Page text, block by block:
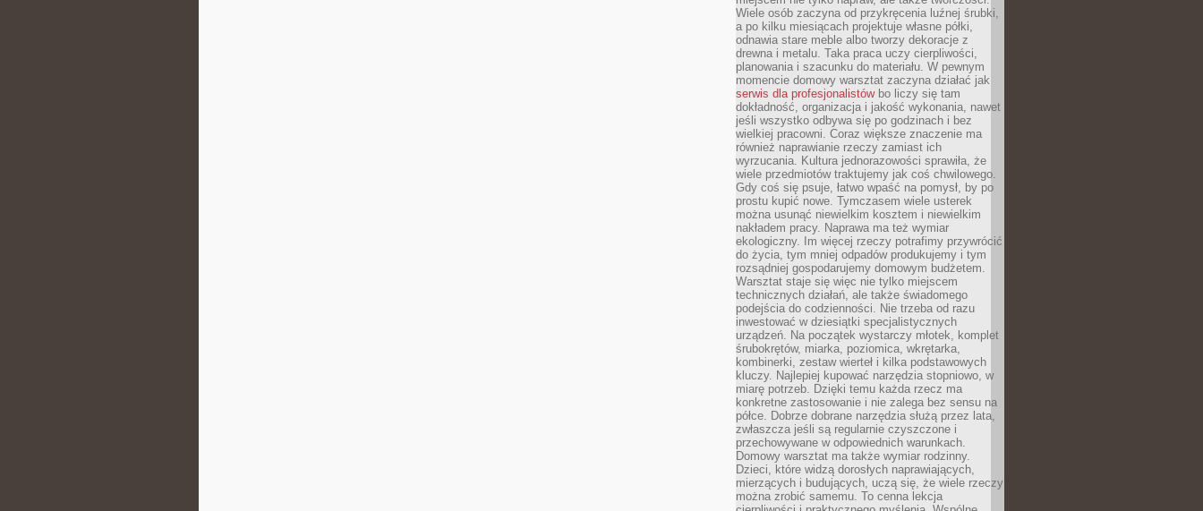
Wiele osób zaczyna od przykręcenia luźnej śrubki,
a po kilku miesiącach projektuje własne półki,
odnawia stare meble albo tworzy dekoracje z
drewna i metalu. Taka praca uczy cierpliwości,
planowania i szacunku do materiału. W pewnym
momencie domowy warsztat zaczyna działać jak
serwis dla profesjonalistówbo liczy się tam
dokładność, organizacja i jakość wykonania, nawet
jeśli wszystko odbywa się po godzinach i bez
wielkiej pracowni. Coraz większe znaczenie ma
również naprawianie rzeczy zamiast ich
wyrzucania. Kultura jednorazowości sprawiła, że
wiele przedmiotów traktujemy jak coś chwilowego.
Gdy coś się psuje, łatwo wpaść na pomysł, by po
prostu kupić nowe. Tymczasem wiele usterek
można usunąć niewielkim kosztem i niewielkim
nakładem pracy. Naprawa ma też wymiar
ekologiczny. Im więcej rzeczy potrafimy przywrócić
do życia, tym mniej odpadów produkujemy i tym
rozsądniej gospodarujemy domowym budżetem.
Warsztat staje się więc nie tylko miejscem
technicznych działań, ale także świadomego
podejścia do codzienności. Nie trzeba od razu
inwestować w dziesiątki specjalistycznych
urządzeń. Na początek wystarczy młotek, komplet
śrubokrętów, miarka, poziomica, wkrętarka,
kombinerki, zestaw wierteł i kilka podstawowych
kluczy. Najlepiej kupować narzędzia stopniowo, w
miarę potrzeb. Dzięki temu każda rzecz ma
konkretne zastosowanie i nie zalega bez sensu na
półce. Dobrze dobrane narzędzia służą przez lata,
zwłaszcza jeśli są regularnie czyszczone i
przechowywane w odpowiednich warunkach.
Domowy warsztat ma także wymiar rodzinny.
Dzieci, które widzą dorosłych naprawiających,
mierzących i budujących, uczą się, że wiele rzeczy
można zrobić samemu. To cenna lekcja